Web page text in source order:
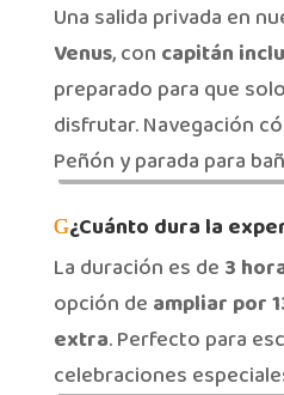
Una salida privada en
Venus, con capitán
preparado para que
disfrutar. Navegación
Peñón y parada para
¿Cuánto dura la
La duración es de 3
opción de ampliar por
extra. Perfecto para
celebraciones